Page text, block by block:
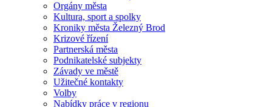
Orgány města
Kultura, sport a spolky
Kroniky města Železný Brod
Krizové řízení
Partnerská města
Podnikatelské subjekty
Závady ve městě
Užitečné kontakty
Volby
Nabídky práce v regionu